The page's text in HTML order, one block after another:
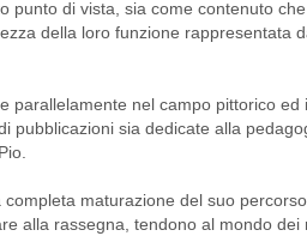
punto di vista, sia come contenuto
della loro funzione rappresentata
parallelamente nel campo pittorico
pubblicazioni sia dedicate alla
maturazione del suo
alla rassegna, tendono al mondo